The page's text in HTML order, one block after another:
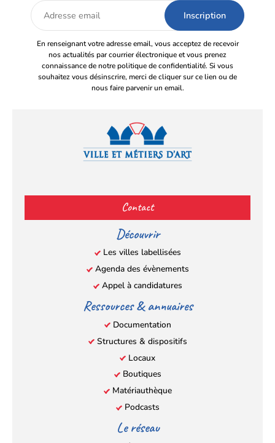
Adresse
email
En renseignant votre adresse email, vous acceptez de recevoir
nos actualités par courrier électronique et vous prenez
connaissance de notre politique de confidentialité. Si vous
souhaitez vous désinscrire, merci de cliquer sur ce lien ou de
nous faire parvenir un email.
(s’ouvre
dans
un
nouvel
onglet)
(s’ouvre
dans
un
nouvel
onglet)
(s’ouvre
dans
un
nouvel
onglet)
(s’ouvre
un
nouvel
onglet)
Contact
Découvrir
Les villes labellisées
Agenda des évènements
Appel à candidatures
Ressources & annuaires
Documentation
Structures & dispositifs
Locaux
Boutiques
Matériauthèque
Podcasts
Le réseau